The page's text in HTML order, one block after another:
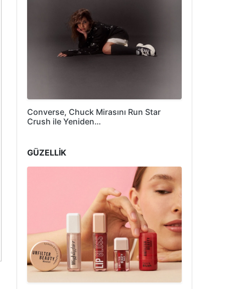
Converse, Chuck Mirasını Run Star
Crush ile Yeniden…
GÜZELLİK